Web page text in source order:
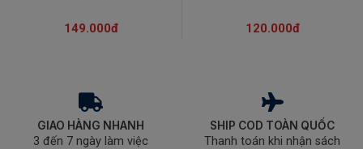
149.000đ 120.000đ
GIAO HÀNG NHANH
3 đến 7 ngày làm việc
SHIP COD TOÀN QUỐC
Thanh toán khi nhận sách